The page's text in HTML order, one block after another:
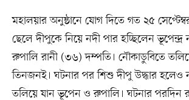
মহালয়ার অনুষ্ঠানে যোগ দিতে গত ২৫
ছেলে দীপুকে নিয়ে নদী পার হচ্ছিলেন
রুপালি রানী (৩৬) দম্পতি। নৌকাডুবিতে
তিনজনই। ঘটনার পর শিশু দীপু উদ্ধার হলেও
তলিয়ে যান ভূপেন ও রুপালি। ঘটনার পরদিন